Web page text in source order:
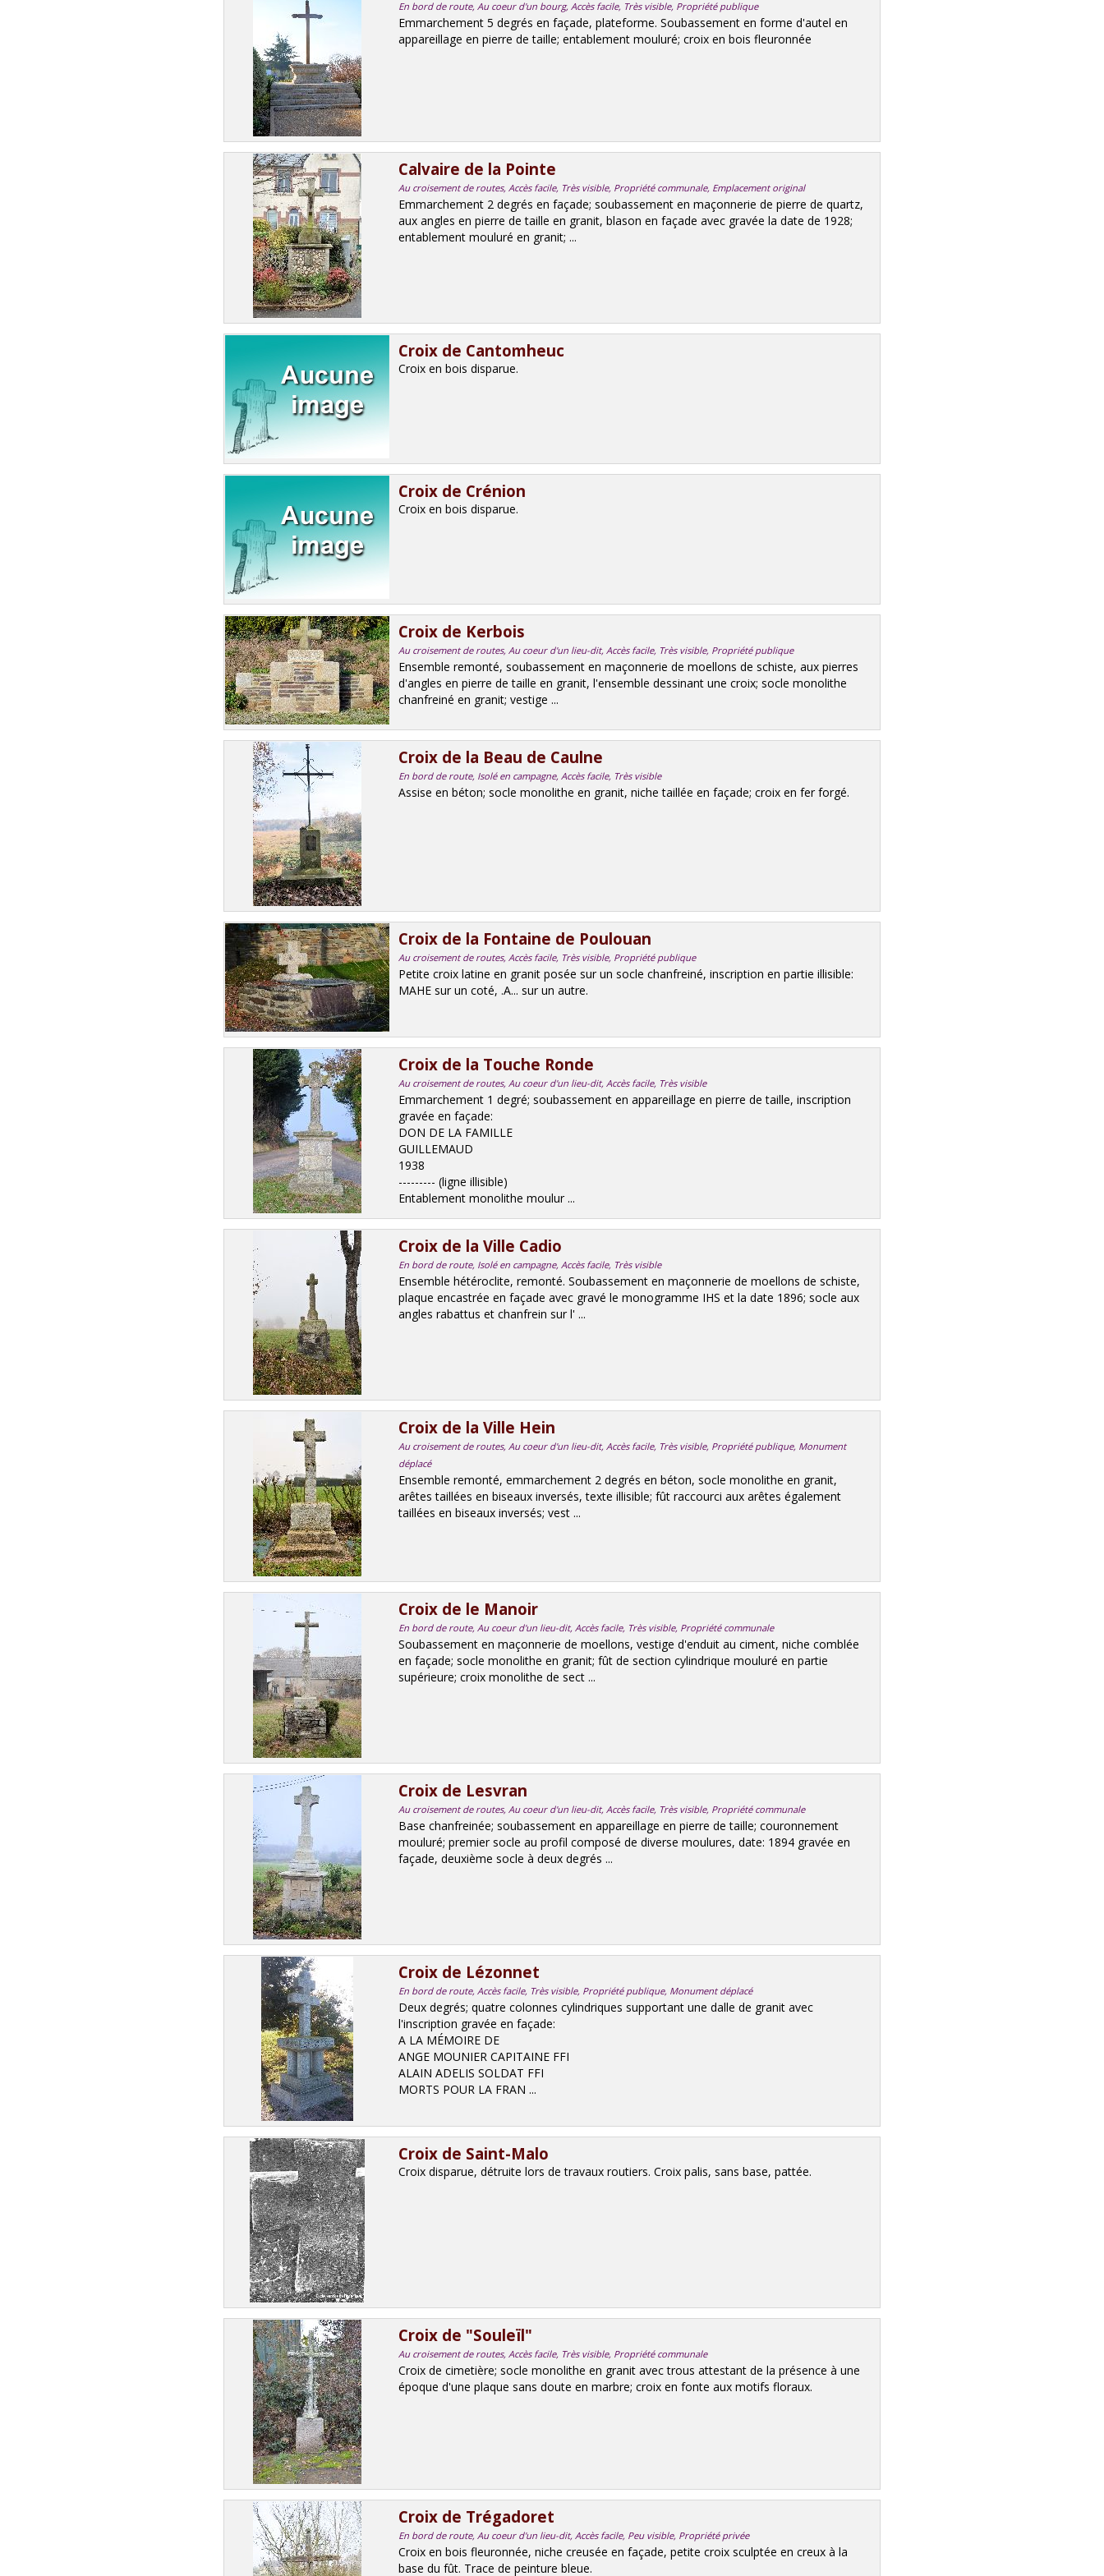
En bord de route, Au coeur d'un bourg, Accès facile, Très visible, Propriété publique
Emmarchement 5 degrés en façade, plateforme. Soubassement en forme d'autel en
appareillage en pierre de taille; entablement mouluré; croix en bois fleuronnée
Calvaire de la Pointe
Au croisement de routes, Accès facile, Très visible, Propriété communale, Emplacement original
Emmarchement 2 degrés en façade; soubassement en maçonnerie de pierre de quartz,
aux angles en pierre de taille en granit, blason en façade avec gravée la date de 1928;
entablement mouluré en granit; ...
Croix de Cantomheuc
Croix en bois disparue.
Croix de Crénion
Croix en bois disparue.
Croix de Kerbois
Au croisement de routes, Au coeur d'un lieu-dit, Accès facile, Très visible, Propriété publique
Ensemble remonté, soubassement en maçonnerie de moellons de schiste, aux pierres
d'angles en pierre de taille en granit, l'ensemble dessinant une croix; socle monolithe
chanfreiné en granit; vestige ...
Croix de la Beau de Caulne
En bord de route, Isolé en campagne, Accès facile, Très visible
Assise en béton; socle monolithe en granit, niche taillée en façade; croix en fer forgé.
Croix de la Fontaine de Poulouan
Au croisement de routes, Accès facile, Très visible, Propriété publique
Petite croix latine en granit posée sur un socle chanfreiné, inscription en partie illisible:
MAHE sur un coté, .A... sur un autre.
Croix de la Touche Ronde
Au croisement de routes, Au coeur d'un lieu-dit, Accès facile, Très visible
Emmarchement 1 degré; soubassement en appareillage en pierre de taille, inscription
gravée en façade:
DON DE LA FAMILLE
GUILLEMAUD
1938
--------- (ligne illisible)
Entablement monolithe moulur ...
Croix de la Ville Cadio
En bord de route, Isolé en campagne, Accès facile, Très visible
Ensemble hétéroclite, remonté. Soubassement en maçonnerie de moellons de schiste,
plaque encastrée en façade avec gravé le monogramme IHS et la date 1896; socle aux
angles rabattus et chanfrein sur l' ...
Croix de la Ville Hein
Au croisement de routes, Au coeur d'un lieu-dit, Accès facile, Très visible, Propriété publique, Monument
déplacé
Ensemble remonté, emmarchement 2 degrés en béton, socle monolithe en granit,
arêtes taillées en biseaux inversés, texte illisible; fût raccourci aux arêtes également
taillées en biseaux inversés; vest ...
Croix de le Manoir
En bord de route, Au coeur d'un lieu-dit, Accès facile, Très visible, Propriété communale
Soubassement en maçonnerie de moellons, vestige d'enduit au ciment, niche comblée
en façade; socle monolithe en granit; fût de section cylindrique mouluré en partie
supérieure; croix monolithe de sect ...
Croix de Lesvran
Au croisement de routes, Au coeur d'un lieu-dit, Accès facile, Très visible, Propriété communale
Base chanfreinée; soubassement en appareillage en pierre de taille; couronnement
mouluré; premier socle au profil composé de diverse moulures, date: 1894 gravée en
façade, deuxième socle à deux degrés ...
Croix de Lézonnet
En bord de route, Accès facile, Très visible, Propriété publique, Monument déplacé
Deux degrés; quatre colonnes cylindriques supportant une dalle de granit avec
l'inscription gravée en façade:
A LA MÉMOIRE DE
ANGE MOUNIER CAPITAINE FFI
ALAIN ADELIS SOLDAT FFI
MORTS POUR LA FRAN ...
Croix de Saint-Malo
Croix disparue, détruite lors de travaux routiers. Croix palis, sans base, pattée.
Croix de "Souleïl"
Au croisement de routes, Accès facile, Très visible, Propriété communale
Croix de cimetière; socle monolithe en granit avec trous attestant de la présence à une
époque d'une plaque sans doute en marbre; croix en fonte aux motifs floraux.
Croix de Trégadoret
En bord de route, Au coeur d'un lieu-dit, Accès facile, Peu visible, Propriété privée
Croix en bois fleuronnée, niche creusée en façade, petite croix sculptée en creux à la
base du fût. Trace de peinture bleue.